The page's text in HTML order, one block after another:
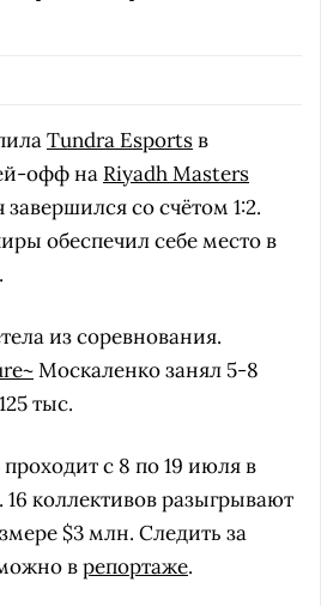
Tundra Esportsв
офф на Riyadh Masters
со счётом 1:2.
обеспечил себе место в
из соревнования.
Москаленко занял 5-8
тыс.
с 8 по 19 июля в
коллективов разыгрывают
$3 млн. Следить за
врепортаже.